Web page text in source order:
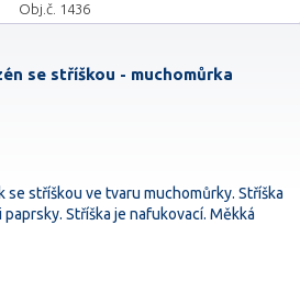
Obj.č. 1436
se stříškou - muchomůrka
stříškou ve tvaru muchomůrky. Stříška
Stříška je nafukovací. Měkká